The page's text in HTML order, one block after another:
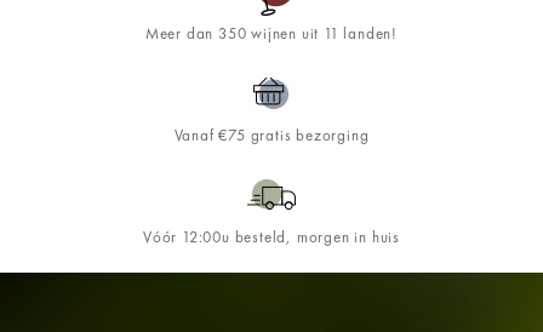
Meer dan 350 wijnen uit 11 landen!
Vanaf €75 gratis bezorging
Vóór 12:00u besteld, morgen in huis